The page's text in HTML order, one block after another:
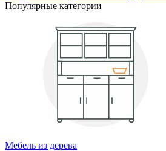
Популярные категории
Мебель из дерева